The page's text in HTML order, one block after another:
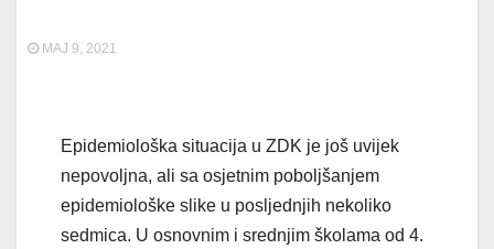
MAJ 9, 2021
Epidemiološka situacija u ZDK je još uvijek
nepovoljna, ali sa osjetnim poboljšanjem
epidemiološke slike u posljednjih nekoliko
sedmica. U osnovnim i srednjim školama od 4.